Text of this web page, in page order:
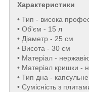
Характеристики
• Тип - висока
• Об'єм - 15 л
• Діаметр - 25 см
• Висота - 30 см
• Матеріал -
• Матеріал кришки -
• Тип дна -
• Сумісність з